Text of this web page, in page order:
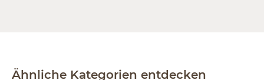
Ähnliche Kategorien entdecken